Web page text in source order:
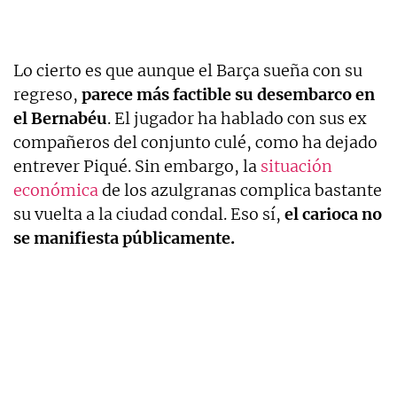
Lo cierto es que aunque el Barça sueña con su
regreso, parece más factible su desembarco en
el Bernabéu. El jugador ha hablado con sus ex
compañeros del conjunto culé, como ha dejado
entrever Piqué. Sin embargo, la situación
económicade los azulgranas complica bastante
su vuelta a la ciudad condal. Eso sí, el carioca no
se manifiesta públicamente.